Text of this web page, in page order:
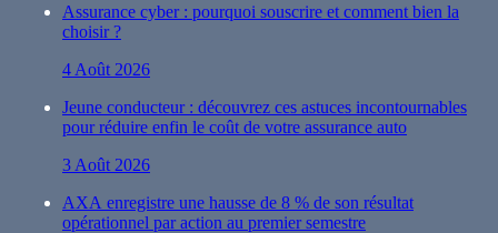
Assurance cyber : pourquoi souscrire et comment bien la
choisir ?
4 Août 2026
Jeune conducteur : découvrez ces astuces incontournables
pour réduire enfin le coût de votre assurance auto
3 Août 2026
AXA enregistre une hausse de 8 % de son résultat
opérationnel par action au premier semestre